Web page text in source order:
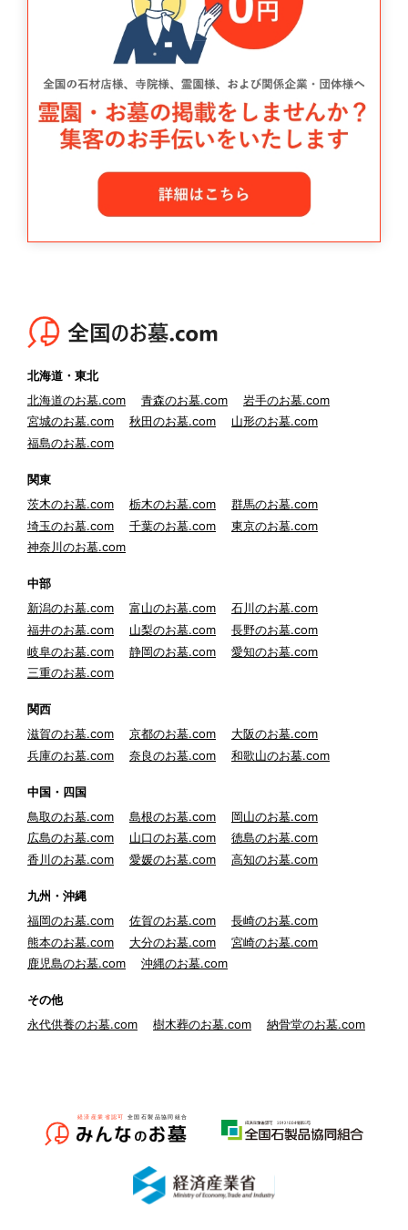
北海道・東北
北海道のお墓.com
青森のお墓.com
岩手のお墓.com
宮城のお墓.com
秋田のお墓.com
山形のお墓.com
福島のお墓.com
関東
茨木のお墓.com
栃木のお墓.com
群馬のお墓.com
埼玉のお墓.com
千葉のお墓.com
東京のお墓.com
神奈川のお墓.com
中部
新潟のお墓.com
富山のお墓.com
石川のお墓.com
福井のお墓.com
山梨のお墓.com
長野のお墓.com
岐阜のお墓.com
静岡のお墓.com
愛知のお墓.com
三重のお墓.com
関西
滋賀のお墓.com
京都のお墓.com
大阪のお墓.com
兵庫のお墓.com
奈良のお墓.com 和歌山のお墓.com
中国・四国
鳥取のお墓.com
島根のお墓.com
岡山のお墓.com
広島のお墓.com
山口のお墓.com
徳島のお墓.com
香川のお墓.com
愛媛のお墓.com 高知のお墓.com
九州・沖縄
福岡のお墓.com
佐賀のお墓.com
長崎のお墓.com
熊本のお墓.com
大分のお墓.com
宮崎のお墓.com
鹿児島のお墓.com
沖縄のお墓.com
その他
永代供養のお墓.com
樹木葬のお墓.com 納骨堂のお墓.com